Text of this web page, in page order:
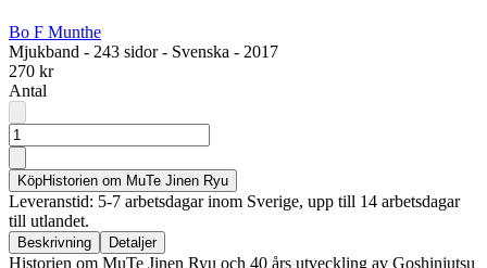
Bo F Munthe
Mjukband - 243 sidor- Svenska - 2017
270 kr
Antal
KöpHistorien om MuTe Jinen Ryu
Leveranstid: 5-7 arbetsdagar inom Sverige, upp till 14 arbetsdagar
till utlandet.
Beskrivning Detaljer
Historien om MuTe Jinen Ryu och 40 års utveckling av Goshinjutsu